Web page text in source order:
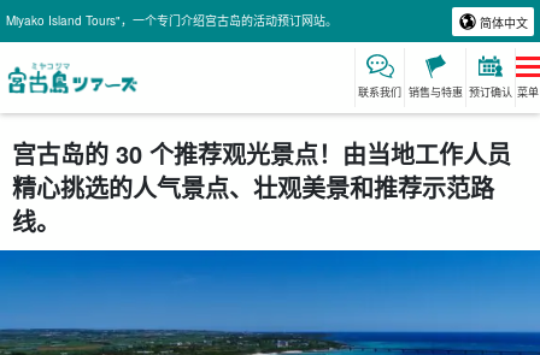
Miyako Island Tours"，一个专门介绍宫古岛的活动预订网站。 简体中文
联系我们 销售与特惠 预订确认 菜单
宫古岛的 30 个推荐观光景点！由当地工作人员
精心挑选的人气景点、壮观美景和推荐示范路
线。